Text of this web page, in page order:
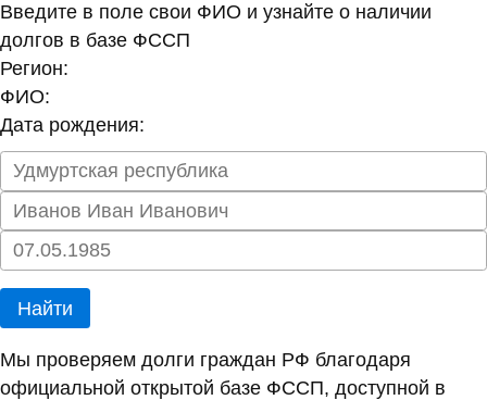
Введите в поле свои ФИО и узнайте о наличии
долгов в базе ФССП
Регион:
ФИО:
Дата рождения:
Найти
Мы проверяем долги граждан РФ благодаря
официальной открытой базе ФССП, доступной в